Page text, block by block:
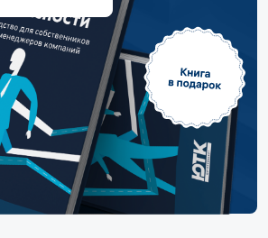
на наши
соцсети